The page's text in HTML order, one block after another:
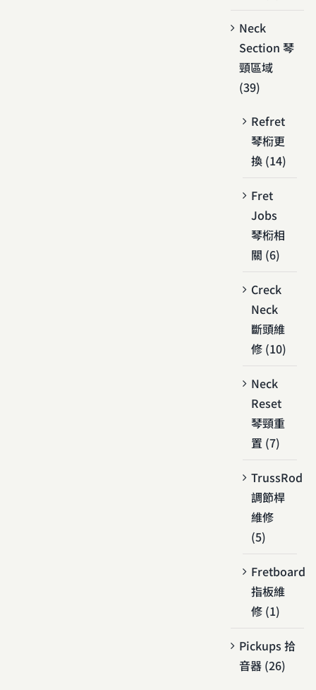
Neck
Section 琴
頸區域
(39)
Refret
琴椼更
換 (14)
Fret
Jobs
琴椼相
關 (6)
Creck
Neck
斷頭維
修 (10)
Neck
Reset
琴頸重
置 (7)
TrussRod
調節桿
維修
(5)
Fretboard
指板維
修 (1)
Pickups 拾
音器 (26)